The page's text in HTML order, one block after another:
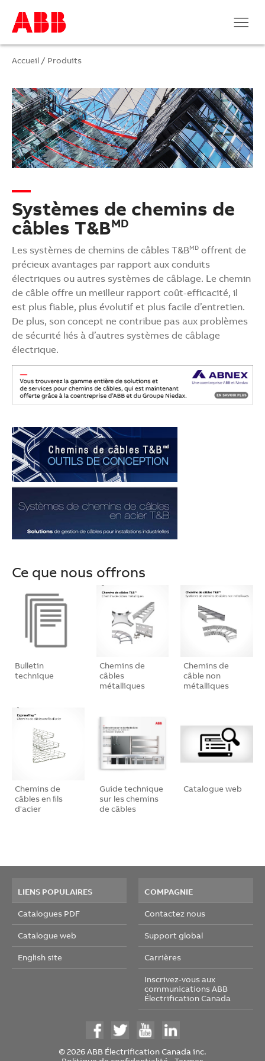
Accueil / Produits
Systèmes de chemins de
câbles T&BMD
Les systèmes de chemins de câbles T&BMD offrent de
précieux avantages par rapport aux conduits
électriques ou autres systèmes de câblage. Le chemin
de câble offre un meilleur rapport coût-efficacité, il
est plus fiable, plus évolutif et plus facile d’entretien.
De plus, son concept ne contribue pas aux problèmes
de sécurité liés à d’autres systèmes de câblage
électrique.
Ce que nous offrons
Bulletin
technique
Chemins de
câbles
métalliques
Chemins de
câble non
métalliques
Chemins de
câbles en ﬁls
d'acier
Guide technique
sur les chemins
de câbles
Catalogue web
LIENS POPULAIRES
Catalogues PDF
Catalogue web
English site
COMPAGNIE
Contactez nous
Support global
Carrières
Inscrivez-vous aux
communications ABB
Électrification Canada
© 2026 ABB Électrification Canada inc.